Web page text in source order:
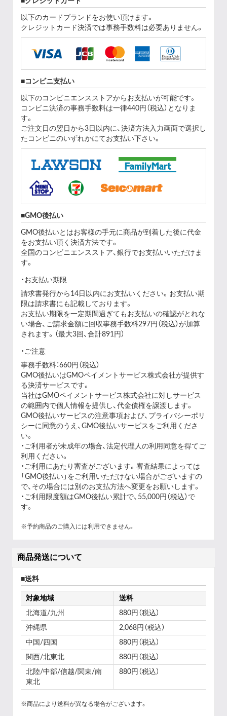
以下のカードブランドをお使い頂けます。
クレジットカード決済では事務手数料は必要ありません。
コンビニ支払い
以下のコンビニエンスストアからお支払いが可能です。
コンビニ決済の事務手数料は一律440円（税込）となりま
す。
ご注文日の翌日から3日以内に、決済方法入力画面で選択し
たコンビニのいずれかにてお支払い下さい。
GMO後払い
GMO後払いとはお客様の手元に商品が到着した後に代金
をお支払い頂く決済方法です。
全国のコンビニエンスストア、銀行でお支払いいただけま
す。
お支払い期限
請求書発行から14日以内にお支払いください。お支払い期
限は請求書にも記載しております。
お支払い期限を一定期間過ぎてもお支払いの確認がとれな
い場合、ご請求金額に回収事務手数料297円（税込）が加算
されます。（最大3回、合計891円）
ご注意
事務手数料：660円（税込）
GMO後払いはGMOペイメントサービス株式会社が提供す
る決済サービスです。
当社はGMOペイメントサービス株式会社に対しサービス
の範囲内で個人情報を提供し、代金債権を譲渡します。
GMO後払いサービスの注意事項および、 プライバシーポリ
シーに同意のうえ、GMO後払いサービスをご利用くださ
い。
・ご利用者が未成年の場合、法定代理人の利用同意を得てご
利用ください。
・ご利用にあたり審査がございます。審査結果によっては
「GMO後払い」をご利用いただけない場合がございますの
で、その場合には別のお支払方法へ変更をお願いします。
・ご利用限度額はGMO後払い累計で、55,000円（税込）で
す。
※予約商品のご購入には利用できません。
商品発送について
送料
対象地域 送料
北海道/九州 880円（税込）
沖縄県 2,068円（税込）
中国/四国 880円（税込）
関西/北東北 880円（税込）
北陸/中部/信越/関東/南
東北
880円（税込）
※商品により送料が異なる場合がございます。